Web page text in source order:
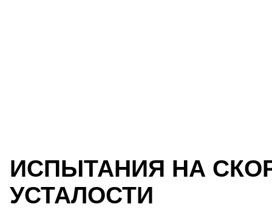
ИСПЫТАНИЯ НА
УСТАЛОСТИ